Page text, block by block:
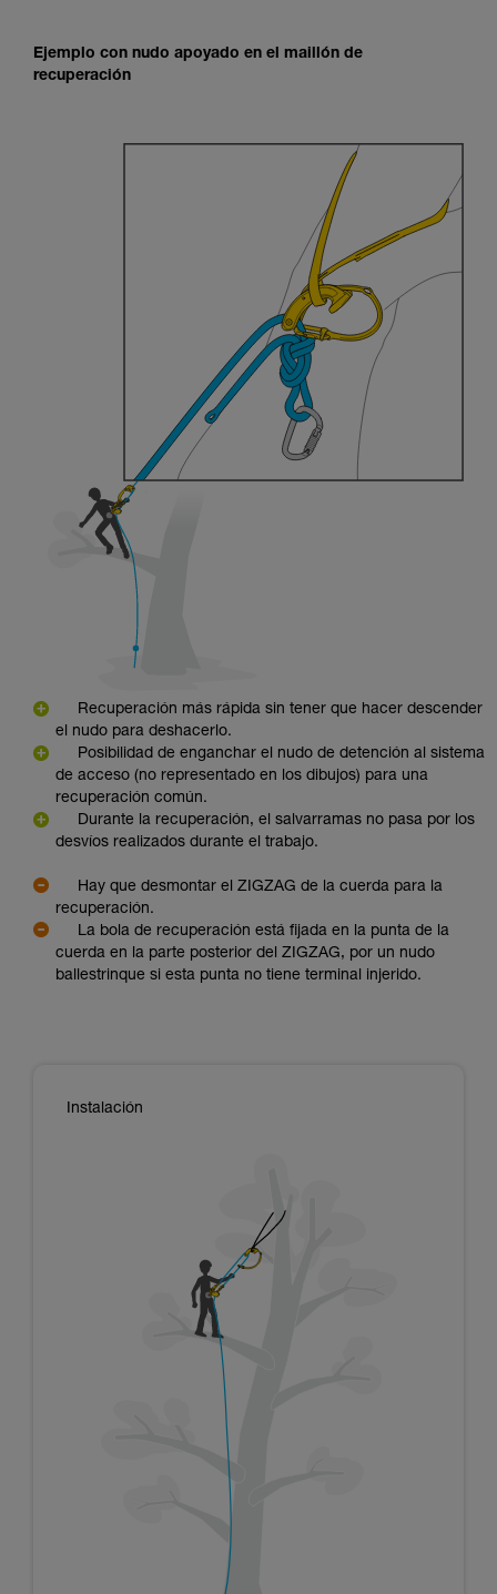
Ejemplo con nudo apoyado en el maillón de
recuperación
Recuperación más rápida sin tener que hacer descender
el nudo para deshacerlo.
Posibilidad de enganchar el nudo de detención al sistema
de acceso (no representado en los dibujos) para una
recuperación común.
Durante la recuperación, el salvarramas no pasa por los
desvíos realizados durante el trabajo.
Hay que desmontar el ZIGZAG de la cuerda para la
recuperación.
La bola de recuperación está fijada en la punta de la
cuerda en la parte posterior del ZIGZAG, por un nudo
ballestrinque si esta punta no tiene terminal injerido.
Instalación